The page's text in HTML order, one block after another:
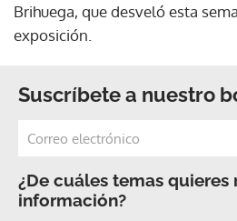
Brihuega, que desveló esta
exposición.
Suscríbete a nuestro
¿De cuáles temas quieres
información?